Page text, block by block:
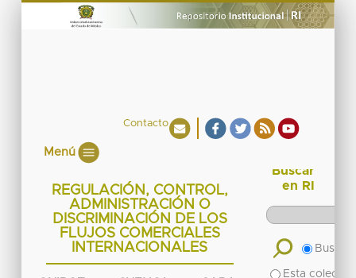
Contacto
Menú
REGULACIÓN, CONTROL,
ADMINISTRACIÓN O
DISCRIMINACIÓN DE LOS
FLUJOS COMERCIALES
INTERNACIONALES
Buscar
en RI
Buscar
Esta